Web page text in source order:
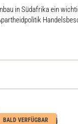
in Südafrika ein
BALD VERFÜGBAR